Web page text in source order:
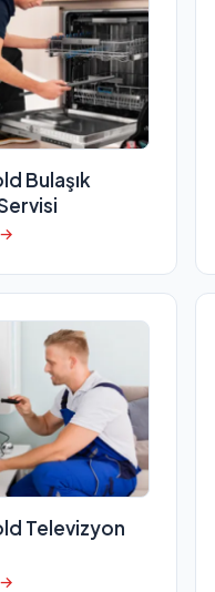
Bulaşık
→
Televizyon
→